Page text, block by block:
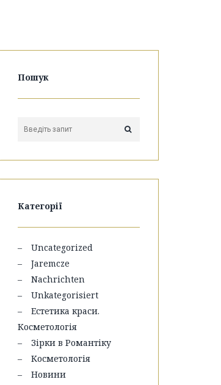
Пошук
Категорії
Uncategorized
Jaremcze
Nachrichten
Unkategorisiert
Естетика краси.
Косметологія
Зірки в Романтіку
Косметологія
Новини